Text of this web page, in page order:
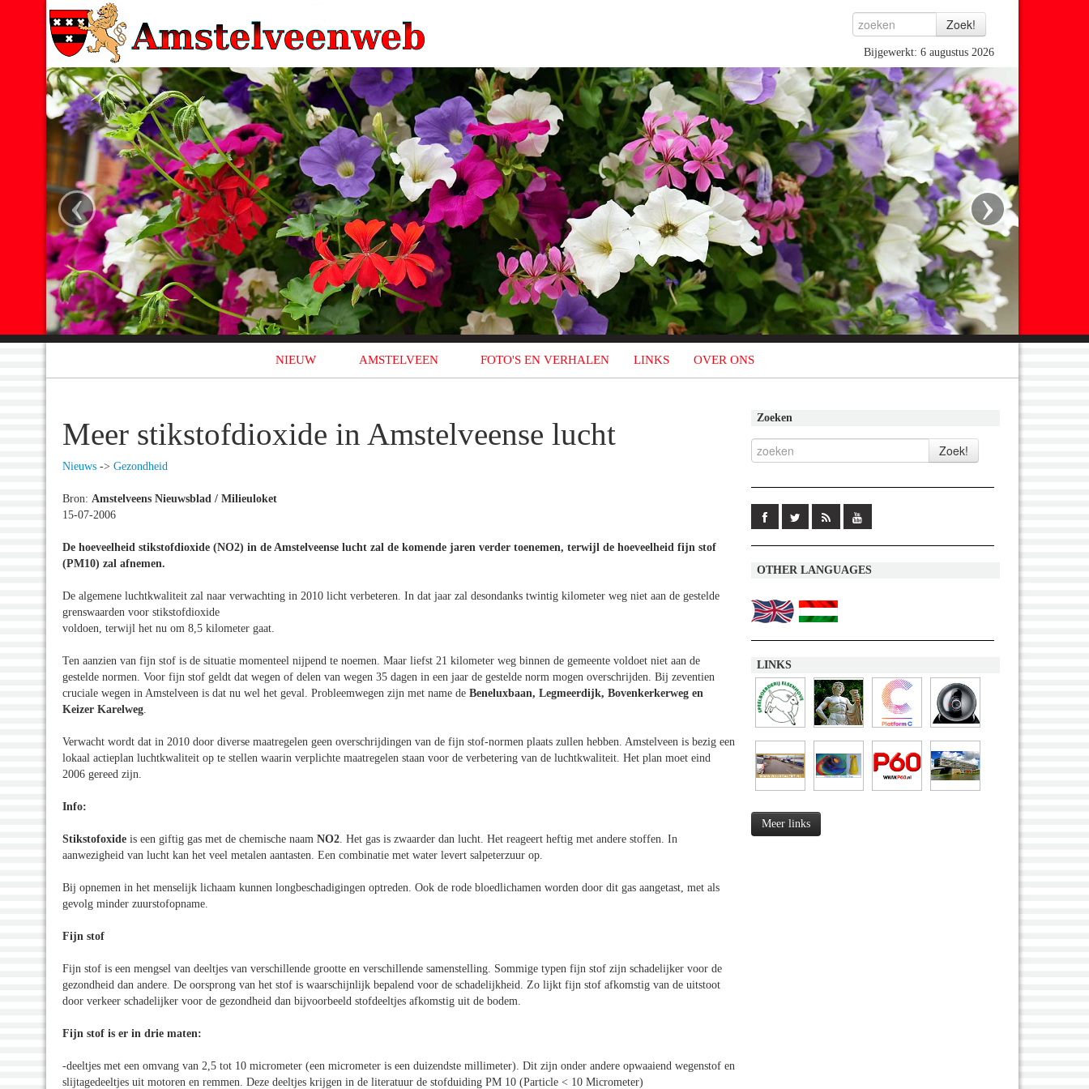
Bijgewerkt: 6 augustus 2026
‹ ›
NIEUW AMSTELVEEN FOTO'S EN VERHALEN LINKS OVER ONS
Meer stikstofdioxide in Amstelveense lucht
Nieuws -> Gezondheid
Bron: Amstelveens Nieuwsblad / Milieuloket
15-07-2006
De hoeveelheid stikstofdioxide (NO2) in de Amstelveense lucht zal de komende jaren verder toenemen, terwijl de hoeveelheid fijn stof
(PM10) zal afnemen.
De algemene luchtkwaliteit zal naar verwachting in 2010 licht verbeteren. In dat jaar zal desondanks twintig kilometer weg niet aan de gestelde
grenswaarden voor stikstofdioxide
voldoen, terwijl het nu om 8,5 kilometer gaat.
Ten aanzien van fijn stof is de situatie momenteel nijpend te noemen. Maar liefst 21 kilometer weg binnen de gemeente voldoet niet aan de
gestelde normen. Voor fijn stof geldt dat wegen of delen van wegen 35 dagen in een jaar de gestelde norm mogen overschrijden. Bij zeventien
cruciale wegen in Amstelveen is dat nu wel het geval. Probleemwegen zijn met name de Beneluxbaan, Legmeerdijk, Bovenkerkerweg en
Keizer Karelweg
Verwacht wordt dat in 2010 door diverse maatregelen geen overschrijdingen van de fijn stof-normen plaats zullen hebben. Amstelveen is bezig een
lokaal actieplan luchtkwaliteit op te stellen waarin verplichte maatregelen staan voor de verbetering van de luchtkwaliteit. Het plan moet eind
2006 gereed zijn.
Info:
Stikstofoxide is een giftig gas met de chemische naam NO2 . Het gas is zwaarder dan lucht. Het reageert heftig met andere stoffen. In
aanwezigheid van lucht kan het veel metalen aantasten. Een combinatie met water levert salpeterzuur op.
Bij opnemen in het menselijk lichaam kunnen longbeschadigingen optreden. Ook de rode bloedlichamen worden door dit gas aangetast, met als
gevolg minder zuurstofopname.
Fijn stof
Fijn stof is een mengsel van deeltjes van verschillende grootte en verschillende samenstelling. Sommige typen fijn stof zijn schadelijker voor de
gezondheid dan andere. De oorsprong van het stof is waarschijnlijk bepalend voor de schadelijkheid. Zo lijkt fijn stof afkomstig van de uitstoot
door verkeer schadelijker voor de gezondheid dan bijvoorbeeld stofdeeltjes afkomstig uit de bodem.
Fijn stof is er in drie maten:
-deeltjes met een omvang van 2,5 tot 10 micrometer (een micrometer is een duizendste millimeter). Dit zijn onder andere opwaaiend wegenstof en
slijtagedeeltjes uit motoren en remmen. Deze deeltjes krijgen in de literatuur de stofduiding PM 10 (Particle < 10 Micrometer)
Zoeken
OTHER LANGUAGES
LINKS
Meer links